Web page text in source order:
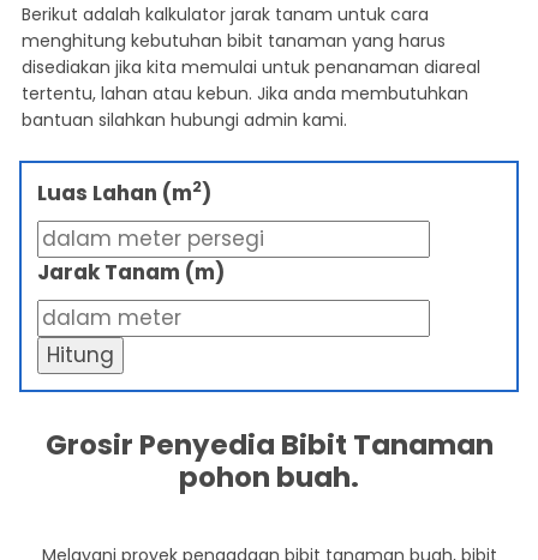
Berikut adalah kalkulator jarak tanam untuk cara
menghitung kebutuhan bibit tanaman yang harus
disediakan jika kita memulai untuk penanaman diareal
tertentu, lahan atau kebun. Jika anda membutuhkan
bantuan silahkan hubungi admin kami.
Luas Lahan (m2)
Jarak Tanam (m)
Hitung
Grosir Penyedia Bibit Tanaman
pohon buah.
Melayani proyek pengadaan bibit tanaman buah, bibit